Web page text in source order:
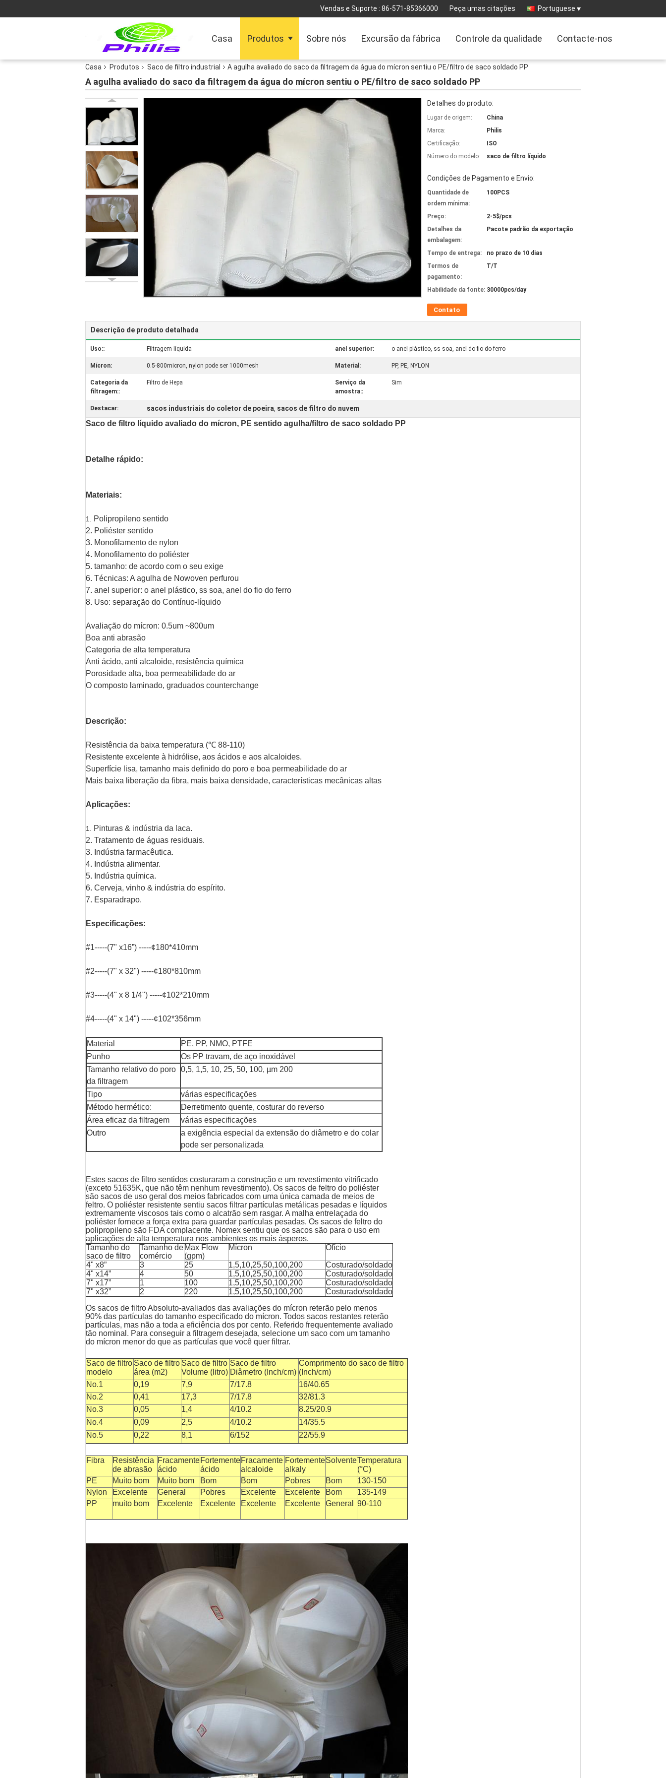
Vendas e Suporte : 86-571-85366000 Peça umas citações Portuguese
Casa Produtos Sobre nós Excursão da fábrica Controle da qualidade Contacte-nos
Casa Produtos Saco de filtro industrial A agulha avaliado do saco da filtragem da água do mícron sentiu o PE/filtro de saco soldado PP
A agulha avaliado do saco da filtragem da água do mícron sentiu o PE/filtro de saco soldado PP
Detalhes do produto:
Lugar de origem:
China
Marca:
Philis
Certificação:
ISO
Número do modelo:
saco de filtro líquido
Condições de Pagamento e Envio:
Quantidade de
ordem mínima:
100PCS
Preço:
2-5$/pcs
Detalhes da
embalagem:
Pacote padrão da exportação
Tempo de entrega:
no prazo de 10 dias
Termos de
pagamento:
T/T
Habilidade da fonte: 30000pcs/day
Contato
Descrição de produto detalhada
Uso:: Filtragem líquida anel superior: o anel plástico, ss soa, anel do fio do ferro
Mícron: 0.5-800micron, nylon pode ser 1000mesh Material: PP, PE, NYLON
Categoria da
filtragem::
Filtro de Hepa
Serviço da
amostra::
Sim
Destacar: sacos industriais do coletor de poeira, sacos de filtro do nuvem
Saco de filtro líquido avaliado do mícron, PE sentido agulha/filtro de saco soldado PP
Detalhe rápido:
Materiais:
1.
Polipropileno sentido
2. Poliéster sentido
3. Monofilamento de nylon
4. Monofilamento do poliéster
5. tamanho: de acordo com o seu exige
6. Técnicas: A agulha de Nowoven perfurou
7. anel superior: o anel plástico, ss soa, anel do fio do ferro
8. Uso: separação do Contínuo-líquido
Avaliação do mícron: 0.5um ~800um
Boa anti abrasão
Categoria de alta temperatura
Anti ácido, anti alcaloide, resistência química
Porosidade alta, boa permeabilidade do ar
O composto laminado, graduados counterchange
Descrição:
Resistência da baixa temperatura (℃ 88-110)
Resistente excelente à hidrólise, aos ácidos e aos alcaloides.
Superfície lisa, tamanho mais definido do poro e boa permeabilidade do ar
Mais baixa liberação da fibra, mais baixa densidade, características mecânicas altas
Aplicações:
1.
Pinturas & indústria da laca.
2. Tratamento de águas residuais.
3. Indústria farmacêutica.
4. Indústria alimentar.
5. Indústria química.
6. Cerveja, vinho & indústria do espírito.
7. Esparadrapo.
Especificações:
#1-----(7" x16”) -----¢180*410mm
#2-----(7" x 32") -----¢180*810mm
#3-----(4" x 8 1/4") -----¢102*210mm
#4-----(4" x 14") -----¢102*356mm
Material
PE, PP, NMO, PTFE
Punho
Os PP travam, de aço inoxidável
Tamanho relativo do poro
da filtragem
0,5, 1,5, 10, 25, 50, 100, µm 200
Tipo
várias especificações
Método hermético:
Derretimento quente, costurar do reverso
Área eficaz da filtragem
várias especificações
Outro
a exigência especial da extensão do diâmetro e do colar
pode ser personalizada
Estes sacos de filtro sentidos costuraram a construção e um revestimento vitrificado
(exceto 51635K, que não têm nenhum revestimento). Os sacos de feltro do poliéster
são sacos de uso geral dos meios fabricados com uma única camada de meios de
feltro. O poliéster resistente sentiu sacos filtrar partículas metálicas pesadas e líquidos
extremamente viscosos tais como o alcatrão sem rasgar. A malha entrelaçada do
poliéster fornece a força extra para guardar partículas pesadas. Os sacos de feltro do
polipropileno são FDA complacente. Nomex sentiu que os sacos são para o uso em
aplicações de alta temperatura nos ambientes os mais ásperos.
Tamanho do
saco de filtro
Tamanho de
comércio
Max Flow
(gpm)
Mícron Ofício
4" x8” 3 25 1,5,10,25,50,100,200
Costurado/soldado
4" x14”
4 50 1,5,10,25,50,100,200
Costurado/soldado
7" x17”
1 100 1,5,10,25,50,100,200
Costurado/soldado
7" x32”
2 220 1,5,10,25,50,100,200
Costurado/soldado
Os sacos de filtro Absoluto-avaliados das avaliações do mícron reterão pelo menos
90% das partículas do tamanho especificado do mícron. Todos sacos restantes reterão
partículas, mas não a toda a eficiência dos por cento. Referido frequentemente avaliado
tão nominal. Para conseguir a filtragem desejada, selecione um saco com um tamanho
do mícron menor do que as partículas que você quer filtrar.
Saco de filtro
modelo
Saco de filtro
área (m2)
Saco de filtro
Volume (litro)
Saco de filtro
Diâmetro (Inch/cm)
Comprimento do saco de filtro
(Inch/cm)
No.1
0,19 7,9 7/17.8
16/40.65
No.2
0,41 17,3 7/17.8
32/81.3
No.3
0,05 1,4 4/10.2
8.25/20.9
No.4
0,09 2,5 4/10.2
14/35.5
No.5
0,22 8,1 6/152 22/55.9
Fibra
Resistência
de abrasão
Fracamente
ácido
Fortemente
ácido
Fracamente
alcaloide
Fortemente
alkaly
SolventeTemperatura
(°C)
PE
Muito bom Muito bom Bom Bom Pobres Bom
130-150
Nylon
Excelente General Pobres Excelente Excelente Bom
135-149
PP
muito bom Excelente Excelente Excelente Excelente General 90-110